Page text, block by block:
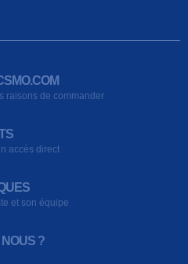
raisons de commander
accès direct
et son équipe
NOUS ?